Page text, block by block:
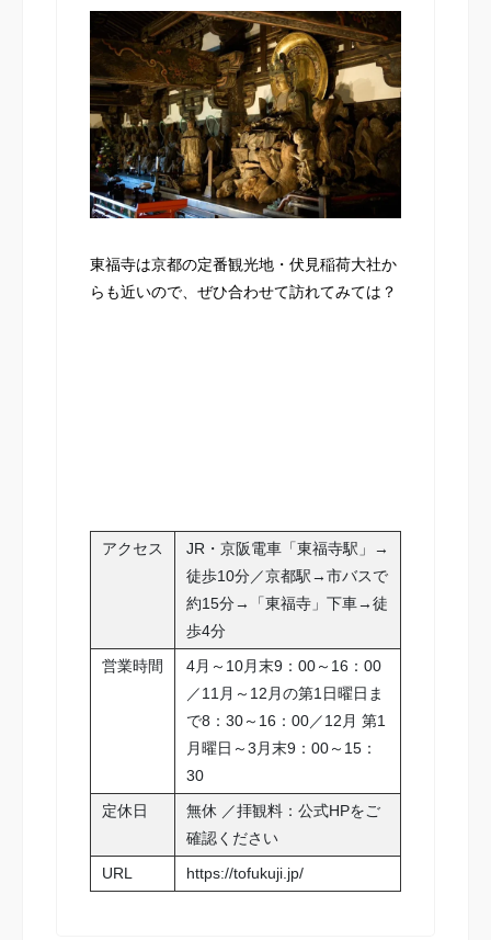
東福寺は京都の定番観光地・伏見稲荷大社か
らも近いので、ぜひ合わせて訪れてみては？
アクセス
JR・京阪電車「東福寺駅」→
徒歩10分／京都駅→市バスで
約15分→「東福寺」下車→徒
歩4分
営業時間
4月～10月末9：00～16：00
／11月～12月の第1日曜日ま
で8：30～16：00／12月 第1
月曜日～3月末9：00～15：
30
定休日
無休 ／拝観料：公式HPをご
確認ください
URL
https://tofukuji.jp/